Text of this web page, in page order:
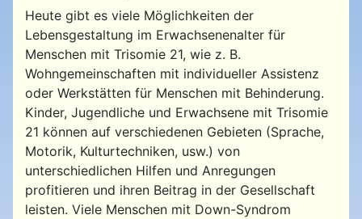
Heute gibt es viele Möglichkeiten der
Lebensgestaltung im Erwachsenenalter für
Menschen mit Trisomie 21, wie z. B.
Wohngemeinschaften mit individueller Assistenz
oder Werkstätten für Menschen mit Behinderung.
Kinder, Jugendliche und Erwachsene mit Trisomie
21 können auf verschiedenen Gebieten (Sprache,
Motorik, Kulturtechniken, usw.) von
unterschiedlichen Hilfen und Anregungen
profitieren und ihren Beitrag in der Gesellschaft
leisten. Viele Menschen mit Down-Syndrom